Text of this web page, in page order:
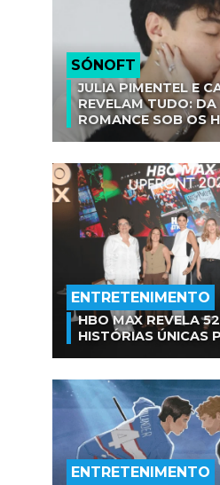
SÓNOFT
JULIA PIMENTEL E
REVELAM TUDO:
ROMANCE SOB OS
ENTRETENIMENTO
HBO MAX REVELA
HISTÓRIAS ÚNICAS
ENTRETENIMENTO